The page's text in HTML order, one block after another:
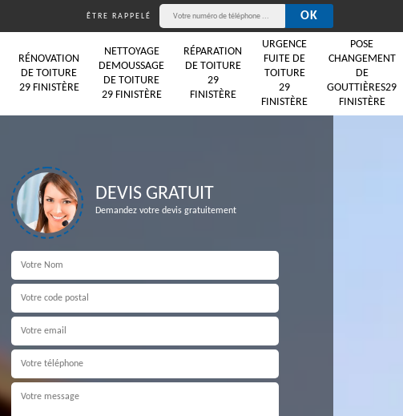
ÊTRE RAPPELÉ
RÉNOVATION
DE TOITURE
29 FINISTÈRE
NETTOYAGE
DEMOUSSAGE
DE TOITURE
29 FINISTÈRE
RÉPARATION
DE TOITURE
29
FINISTÈRE
URGENCE
FUITE DE
TOITURE
29
FINISTÈRE
POSE
CHANGEMENT
DE
GOUTTIÈRES29
FINISTÈRE
DEVIS GRATUIT
Demandez votre devis gratuitement